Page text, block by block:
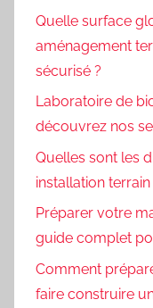
Quelle surface
aménagement
sécurisé ?
Laboratoire de
découvrez nos
Quelles sont les
installation terrain
Préparer votre
guide complet
Comment
faire construire